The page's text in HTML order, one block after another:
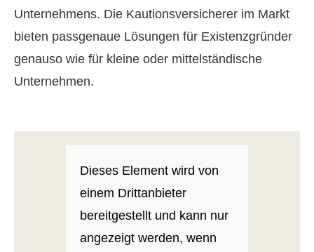
Unternehmens. Die Kautionsversicherer im Markt
bieten passgenaue Lösungen für Existenzgründer
genauso wie für kleine oder mittelständische
Unternehmen.
Dieses Element wird von
einem Drittanbieter
bereitgestellt und kann nur
angezeigt werden, wenn